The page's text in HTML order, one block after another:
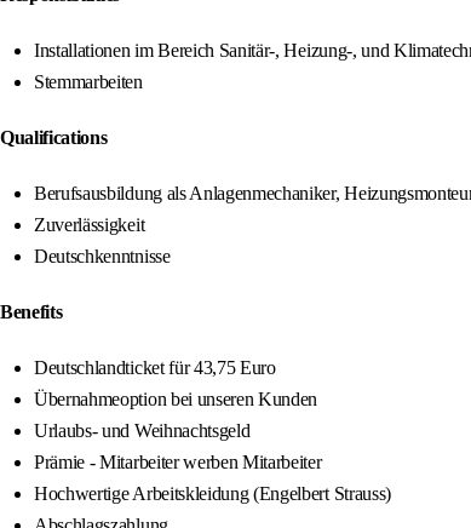
Installationen im Bereich Sanitär-, Heizung-, und
Stemmarbeiten
Qualifications
Berufsausbildung als Anlagenmechaniker,
Zuverlässigkeit
Deutschkenntnisse
Benefits
Deutschlandticket für 43,75 Euro
Übernahmeoption bei unseren Kunden
Urlaubs- und Weihnachtsgeld
Prämie - Mitarbeiter werben Mitarbeiter
Hochwertige Arbeitskleidung (Engelbert Strauss)